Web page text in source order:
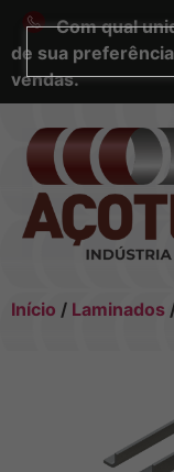
Com qual
de sua
vendas.
Início / Laminados